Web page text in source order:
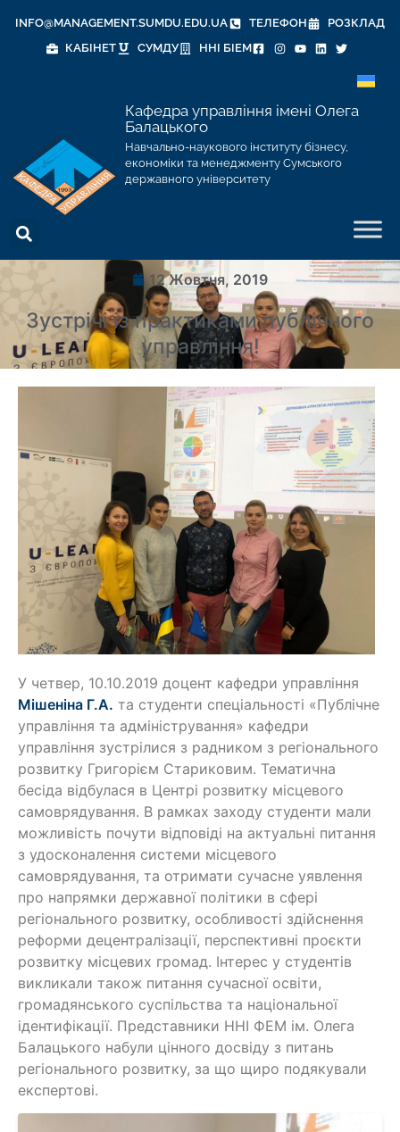
INFO@MANAGEMENT.SUMDU.EDU.UA ТЕЛЕФОН
РОЗКЛАД
КАБІНЕТ
СУМДУ ННІ БІЕМ
Кафедра управління імені Олега
Балацького
Навчально-наукового інституту бізнесу,
економіки та менеджменту Сумського
державного університету
12 Жовтня, 2019
Зустрічі із практиками публічного
управління!
У четвер, 10.10.2019 доцент кафедри управління
Мішеніна Г.А. та студенти спеціальності «Публічне
управління та адміністрування» кафедри
управління зустрілися з радником з регіонального
розвитку Григорієм Стариковим. Тематична
бесіда відбулася в Центрі розвитку місцевого
самоврядування. В рамках заходу студенти мали
можливість почути відповіді на актуальні питання
з удосконалення системи місцевого
самоврядування, та отримати сучасне уявлення
про напрямки державної політики в сфері
регіонального розвитку, особливості здійснення
реформи децентралізації, перспективні проєкти
розвитку місцевих громад. Інтерес у студентів
викликали також питання сучасної освіти,
громадянського суспільства та національної
ідентифікації. Представники ННІ ФЕМ ім. Олега
Балацького набули цінного досвіду з питань
регіонального розвитку, за що щиро подякували
експертові.